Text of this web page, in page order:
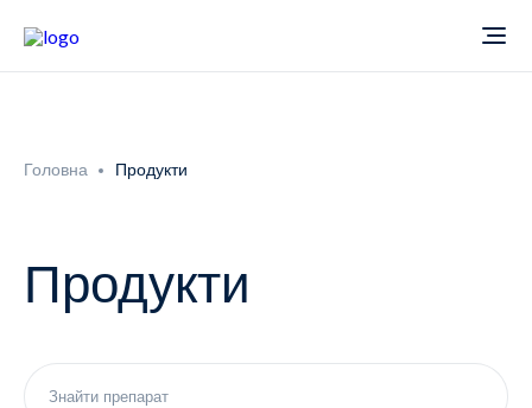
Новини
Неврологія
Фармаконагляд
Головна Продукти
Продукти